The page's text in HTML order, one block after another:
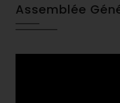
Assemblée